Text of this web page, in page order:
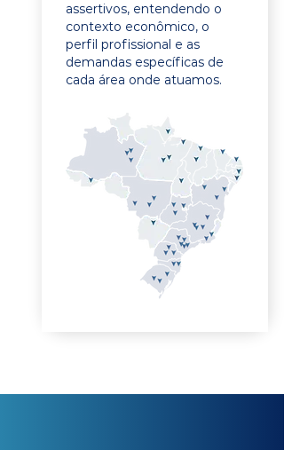
assertivos, entendendo o
contexto econômico, o
perfil profissional e as
demandas específicas de
cada área onde atuamos.